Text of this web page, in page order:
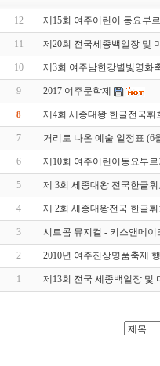
12 제15회 여주어린이 동요부
11 제20회 전국세종백일장 및
10 제3회 여주남한강별빛영화
9 2017 여주문학제
8 제4회 세종대왕 한글전국휘
7 거리로 나온 예술 일정표 (6
6 제10회 여주어린이동요부
5 제 3회 세종대왕 전국한글
4 제 2회 세종대왕전국 한글
3 시트콤 뮤지컬 - 키스앤메
2 2010년 여주진상명품축제
1 제13회 전국 세종백일장 및